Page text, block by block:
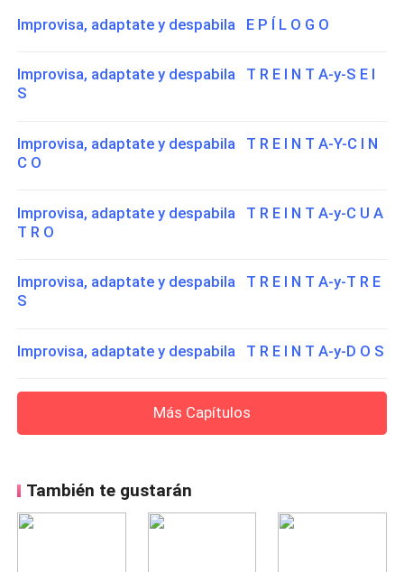
Improvisa, adaptate y despabila E P Í L O G O
Improvisa, adaptate y despabila T R E I N T A-y-S E I
S
Improvisa, adaptate y despabila T R E I N T A-Y-C I N
C O
Improvisa, adaptate y despabila T R E I N T A-y-C U A
T R O
Improvisa, adaptate y despabila T R E I N T A-y-T R E
S
Improvisa, adaptate y despabila T R E I N T A-y-D O S
Más Capítulos
También te gustarán